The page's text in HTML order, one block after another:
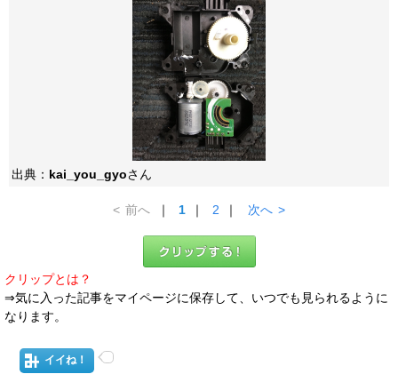
出典： kai_you_gyoさん
< 前へ ｜ 1 ｜ 2 ｜ 次へ >
クリップとは？
⇒気に入った記事をマイページに保存して、いつでも見られるように
なります。
イイね！